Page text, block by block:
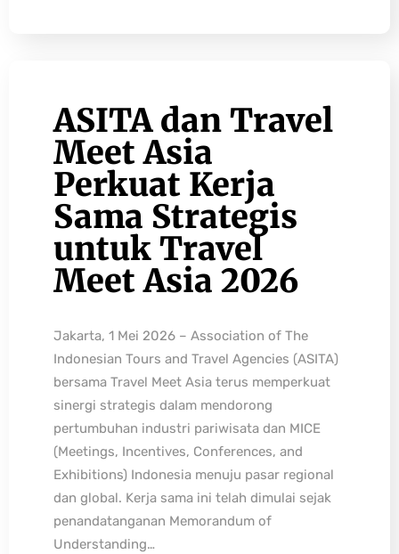
ASITA dan Travel
Meet Asia
Perkuat Kerja
Sama Strategis
untuk Travel
Meet Asia 2026
Jakarta, 1 Mei 2026 – Association of The
Indonesian Tours and Travel Agencies (ASITA)
bersama Travel Meet Asia terus memperkuat
sinergi strategis dalam mendorong
pertumbuhan industri pariwisata dan MICE
(Meetings, Incentives, Conferences, and
Exhibitions) Indonesia menuju pasar regional
dan global. Kerja sama ini telah dimulai sejak
penandatanganan Memorandum of
Understanding…